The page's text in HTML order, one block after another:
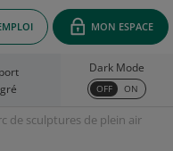
MON ESPACE
Dark Mode
OFF ON
de sculptures de plein air